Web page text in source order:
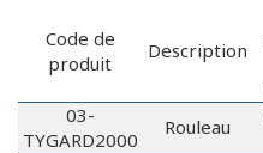
Code de
produit
Description
03-
TYGARD2000
Rouleau